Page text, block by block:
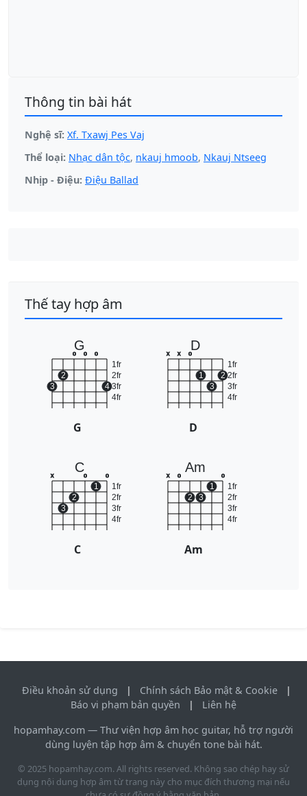
Thông tin bài hát
Nghệ sĩ: Xf. Txawj Pes Vaj
Thể loại: Nhạc dân tộc, nkauj hmoob, Nkauj Ntseeg
Nhịp - Điệu: Điệu Ballad
Thế tay hợp âm
G
1fr
2fr
3fr
4fr
3
2
o o o
4
G
D
1fr
2fr
3fr
4fr
x x o
1
3
2
D
C
1fr
2fr
3fr
4fr
x
3
2
o
1
o
C
Am
1fr
2fr
3fr
4fr
x o
2 3
1
o
Am
Điều khoản sử dụng | Chính sách Bảo mật & Cookie
|
Báo vi phạm bản quyền
|
Liên hệ
hopamhay.com — Thư viện hợp âm học guitar, hỗ trợ người
dùng luyện tập hợp âm & chuyển tone bài hát.
© 2025 hopamhay.com. All rights reserved. Không sao chép hay sử
dụng nội dung hợp âm từ trang này cho mục đích thương mại nếu